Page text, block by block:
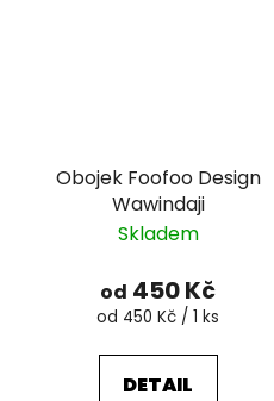
Obojek Foofoo Design
Wawindaji
Skladem
od 450 Kč
Měrná
od 450 Kč / 1 ks
DETAIL